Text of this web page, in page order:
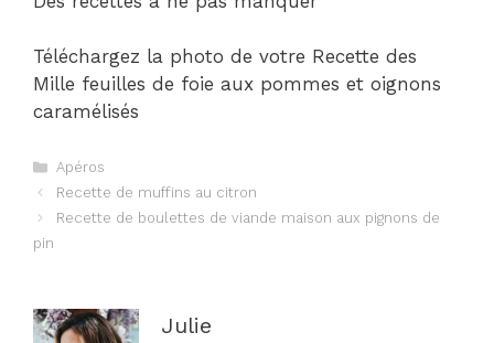
Téléchargez la photo de votre Recette des
Mille feuilles de foie aux pommes et oignons
caramélisés
Catégories
Apéros
Navigation
des
Recette de muffins au citron
Recette de boulettes de viande maison aux pignons de
pin
Julie